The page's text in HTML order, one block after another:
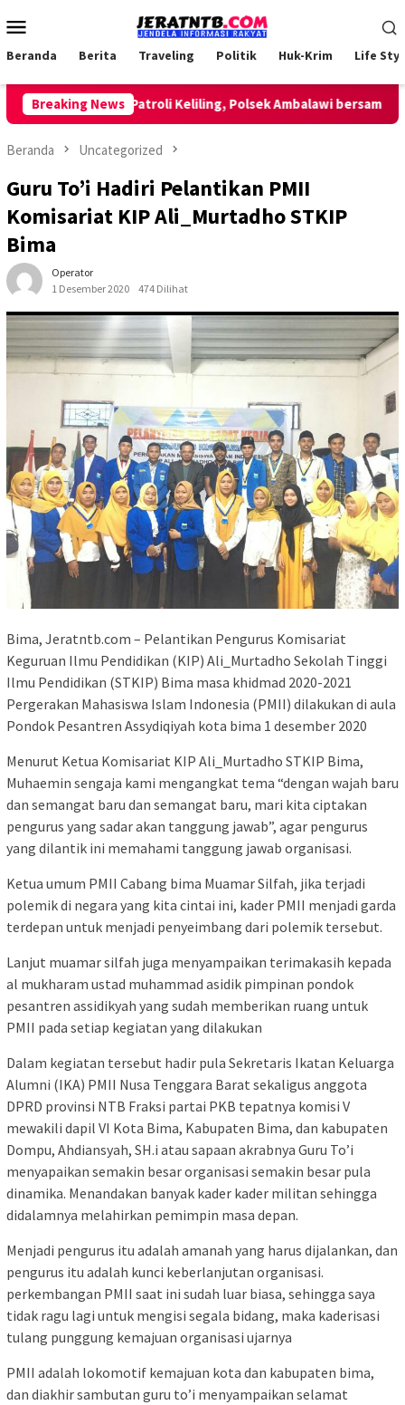
ke
Mobile
Beranda Berita Traveling Politik Huk-Krim Life
Breaking News
Lakukan Patroli Keliling, Polsek Ambalawi bersama TNI
Beranda Uncategorized
Guru To’i Hadiri Pelantikan PMII
Komisariat KIP Ali_Murtadho STKIP
Bima
Operator
1 Desember 2020
474 Dilihat
Bima, Jeratntb.com – Pelantikan Pengurus Komisariat
Keguruan Ilmu Pendidikan (KIP) Ali_Murtadho Sekolah Tinggi
Ilmu Pendidikan (STKIP) Bima masa khidmad 2020-2021
Pergerakan Mahasiswa Islam Indonesia (PMII) dilakukan di aula
Pondok Pesantren Assydiqiyah kota bima 1 desember 2020
Menurut Ketua Komisariat KIP Ali_Murtadho STKIP Bima,
Muhaemin sengaja kami mengangkat tema “dengan wajah baru
dan semangat baru dan semangat baru, mari kita ciptakan
pengurus yang sadar akan tanggung jawab”, agar pengurus
yang dilantik ini memahami tanggung jawab organisasi.
Ketua umum PMII Cabang bima Muamar Silfah, jika terjadi
polemik di negara yang kita cintai ini, kader PMII menjadi garda
terdepan untuk menjadi penyeimbang dari polemik tersebut.
Lanjut muamar silfah juga menyampaikan terimakasih kepada
al mukharam ustad muhammad asidik pimpinan pondok
pesantren assidikyah yang sudah memberikan ruang untuk
PMII pada setiap kegiatan yang dilakukan
Dalam kegiatan tersebut hadir pula Sekretaris Ikatan Keluarga
Alumni (IKA) PMII Nusa Tenggara Barat sekaligus anggota
DPRD provinsi NTB Fraksi partai PKB tepatnya komisi V
mewakili dapil VI Kota Bima, Kabupaten Bima, dan kabupaten
Dompu, Ahdiansyah, SH.i atau sapaan akrabnya Guru To’i
menyapaikan semakin besar organisasi semakin besar pula
dinamika. Menandakan banyak kader kader militan sehingga
didalamnya melahirkan pemimpin masa depan.
Menjadi pengurus itu adalah amanah yang harus dijalankan, dan
pengurus itu adalah kunci keberlanjutan organisasi.
perkembangan PMII saat ini sudah luar biasa, sehingga saya
tidak ragu lagi untuk mengisi segala bidang, maka kaderisasi
tulang punggung kemajuan organisasi ujarnya
PMII adalah lokomotif kemajuan kota dan kabupaten bima,
dan diakhir sambutan guru to’i menyampaikan selamat